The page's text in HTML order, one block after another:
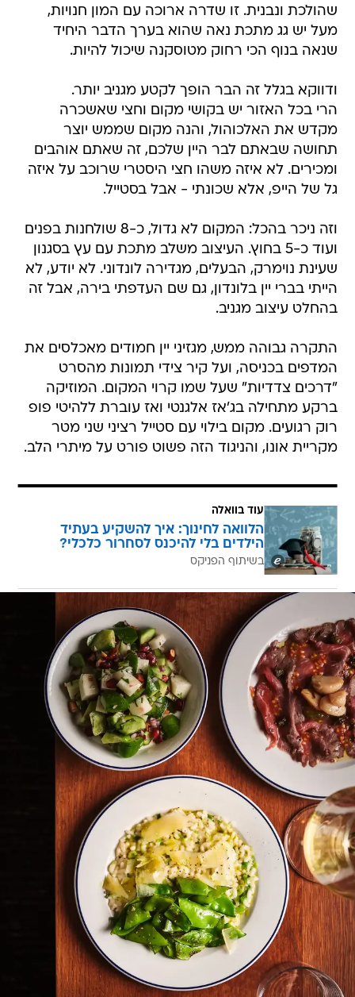
שהולכת ונבנית. זו שדרה ארוכה עם המון חנויות,
מעל יש גג מתכת נאה שהוא בערך הדבר היחיד
שנאה בנוף הכי רחוק מטוסקנה שיכול להיות.
ודווקא בגלל זה הבר הופך לקטע מגניב יותר.
הרי בכל האזור יש בקושי מקום וחצי שאשכרה
מקדש את האלכוהול, והנה מקום שממש יוצר
תחושה שבאתם לבר היין שלכם, זה שאתם אוהבים
ומכירים. לא איזה משהו חצי היסטרי שרוכב על איזה
גל של הייפ, אלא שכונתי - אבל בסטייל.
וזה ניכר בהכל: המקום לא גדול, כ-8 שולחנות בפנים
ועוד כ-5 בחוץ. העיצוב משלב מתכת עם עץ בסגנון
שעינת נוימרק, הבעלים, מגדירה לונדוני. לא יודע, לא
הייתי בברי יין בלונדון, גם שם העדפתי בירה, אבל זה
בהחלט עיצוב מגניב.
התקרה גבוהה ממש, מגזיני יין חמודים מאכלסים את
המדפים בכניסה, ועל קיר צידי תמונות מהסרט
"דרכים צדדיות" שעל שמו קרוי המקום. המוזיקה
ברקע מתחילה בג'אז אלגנטי ואז עוברת ללהיטי פופ
רוק רגועים. מקום בילוי עם סטייל רציני שני מטר
מקריית אונו, והניגוד הזה פשוט פורט על מיתרי הלב.
עוד בוואלה
הלוואה לחינוך: איך להשקיע בעתיד
הילדים בלי להיכנס לסחרור כלכלי?
בשיתוף הפניקס